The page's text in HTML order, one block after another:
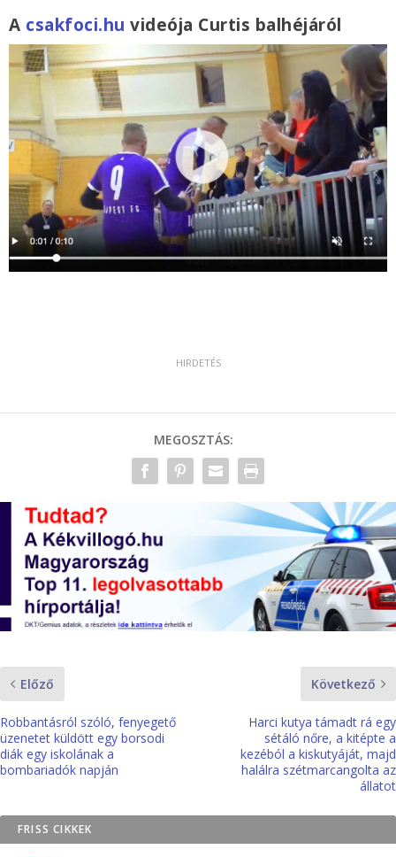
A csakfoci.hu videója Curtis balhéjáról
MEGOSZTÁS:
Előző
Robbantásról szóló, fenyegető
üzenetet küldött egy borsodi
diák egy iskolának a
bombariadók napján
Következő
Harci kutya támadt rá egy
sétáló nőre, a kitépte a
kezéból a kiskutyáját, majd
halálra szétmarcangolta az
állatot
FRISS CIKKEK